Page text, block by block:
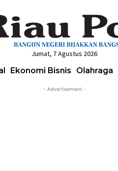
Jumat, 7 Agustus 2026
Ekonomi Bisnis Olahraga
- Advertisement -